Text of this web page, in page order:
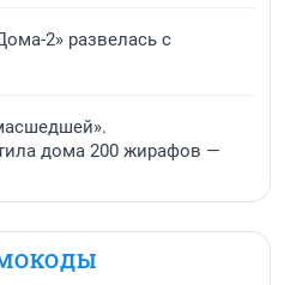
2» развелась с
дома 200 жирафов —